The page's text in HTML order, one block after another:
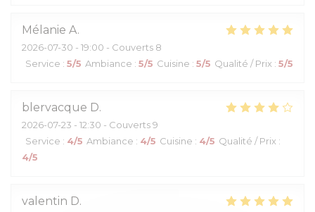
Mélanie A
2026-07-30 - 19:00 - Couverts 8
Service : 5/5 Ambiance : 5/5 Cuisine : 5/5 Qualité / Prix : 5/5
blervacque D
2026-07-23 - 12:30 - Couverts 9
Service : 4/5 Ambiance : 4/5 Cuisine : 4/5 Qualité / Prix :
4/5
valentin D